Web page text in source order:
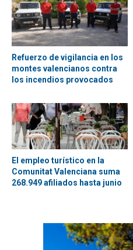
Refuerzo de vigilancia en los
montes valencianos contra
los incendios provocados
El empleo turístico en la
Comunitat Valenciana suma
268.949 afiliados hasta junio